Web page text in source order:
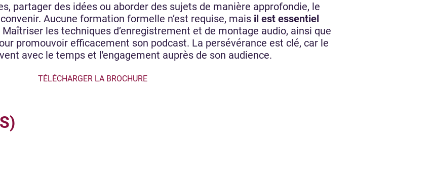
partager des idées ou aborder des sujets de manière approfondie, le
Aucune formation formelle n’est requise, mais il est essentiel
Maîtriser les techniques d’enregistrement et de montage audio, ainsi que
promouvoir efficacement son podcast. La persévérance est clé, car le
avec le temps et l'engagement auprès de son audience.
TÉLÉCHARGER LA BROCHURE